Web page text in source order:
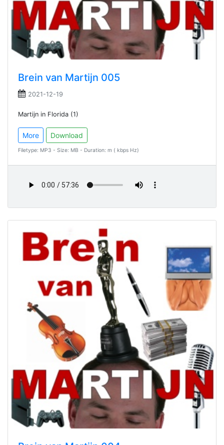
Brein van Martijn 005
2021-12-19
Martijn in Florida (1)
More Download
Filetype: MP3 - Size: MB - Duration: m ( kbps Hz)